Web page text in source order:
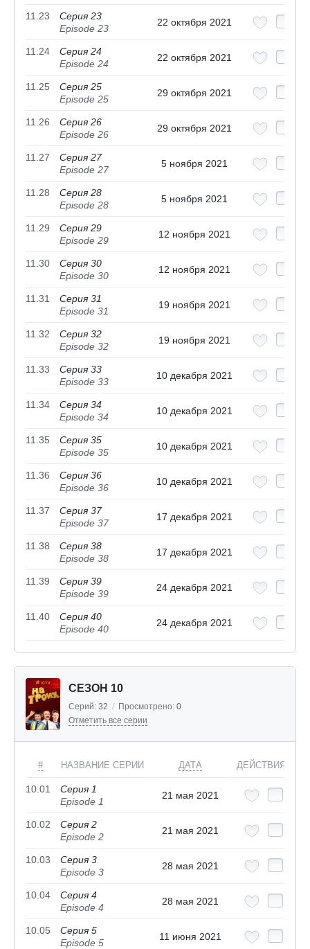
11.23
Серия 23
Episode 23
22 октября 2021
11.24
Серия 24
Episode 24
22 октября 2021
11.25
Серия 25
Episode 25
29 октября 2021
11.26
Серия 26
Episode 26
29 октября 2021
11.27
Серия 27
Episode 27
5 ноября 2021
11.28
Серия 28
Episode 28
5 ноября 2021
11.29
Серия 29
Episode 29
12 ноября 2021
11.30
Серия 30
Episode 30
12 ноября 2021
11.31
Серия 31
Episode 31
19 ноября 2021
11.32
Серия 32
Episode 32
19 ноября 2021
11.33
Серия 33
Episode 33
10 декабря 2021
11.34
Серия 34
Episode 34
10 декабря 2021
11.35
Серия 35
Episode 35
10 декабря 2021
11.36
Серия 36
Episode 36
10 декабря 2021
11.37
Серия 37
Episode 37
17 декабря 2021
11.38
Серия 38
Episode 38
17 декабря 2021
11.39
Серия 39
Episode 39
24 декабря 2021
11.40
Серия 40
Episode 40
24 декабря 2021
СЕЗОН 10
Серий: 32 / Просмотрено: 0
Отметить все серии
# НАЗВАНИЕ СЕРИИ ДАТА ДЕЙСТВИЯ
10.01
Серия 1
Episode 1
21 мая 2021
10.02
Серия 2
Episode 2
21 мая 2021
10.03
Серия 3
Episode 3
28 мая 2021
10.04
Серия 4
Episode 4
28 мая 2021
10.05
Серия 5
Episode 5
11 июня 2021